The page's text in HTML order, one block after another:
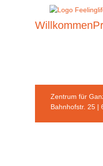
Navigation
Willkommen
Zentrum für
Bahnhofstr. 25 |